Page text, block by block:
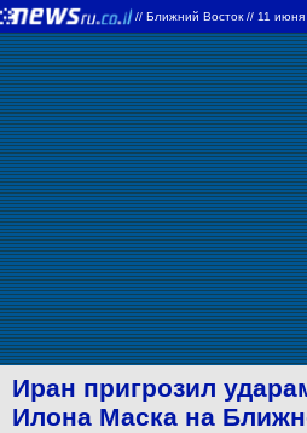
// Ближний Восток // 11 июня
Иран пригрозил
Илона Маска на